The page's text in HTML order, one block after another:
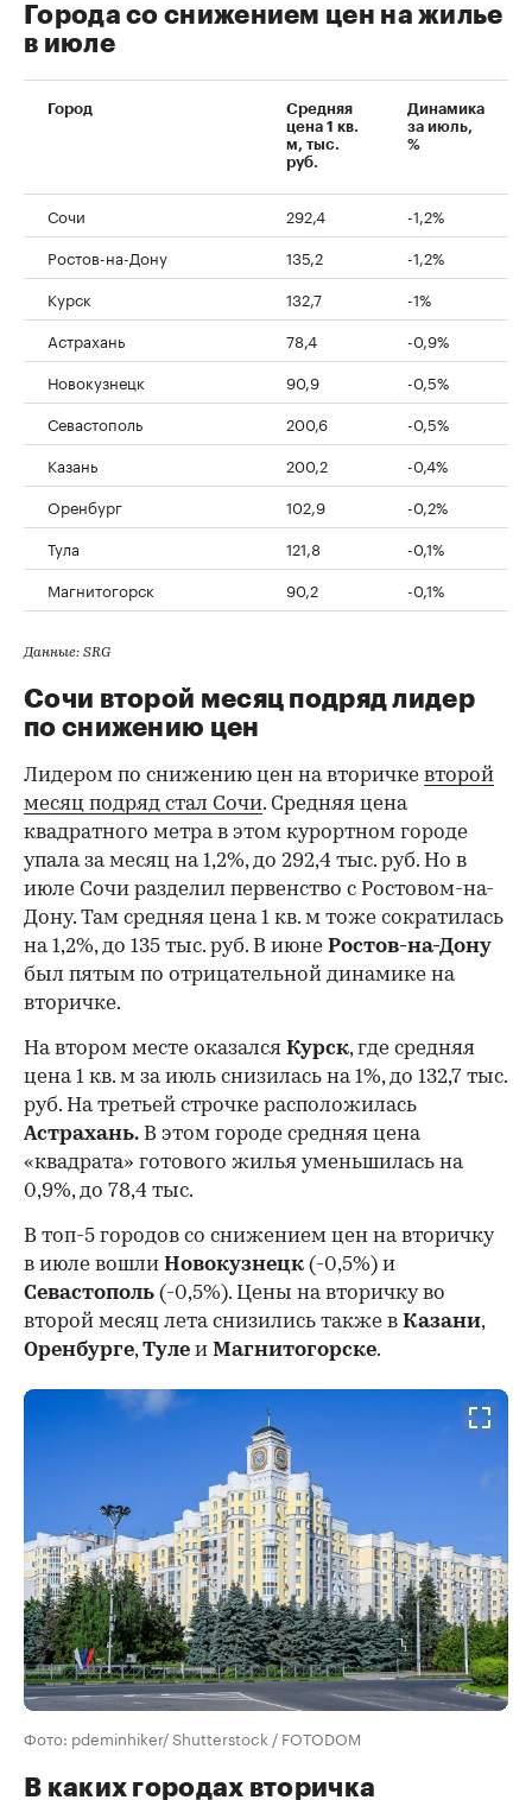
Города со снижением цен на жилье
в июле
Город
Средняя
цена 1 кв.
м, тыс.
руб.
Динамика
за июль,
%
Сочи 292,4
-1,2%
Ростов-на-Дону
135,2
-1,2%
Курск
132,7
-1%
Астрахань
78,4
-0,9%
Новокузнецк
90,9
-0,5%
Севастополь
200,6
-0,5%
Казань
200,2
-0,4%
Оренбург
102,9
-0,2%
Тула
121,8
-0,1%
Магнитогорск
90,2 -0,1%
Данные: SRG
Сочи второй месяц подряд лидер
по снижению цен
Лидером по снижению цен на вторичке второй
месяц подряд стал Сочи. Средняя цена
квадратного метра в этом курортном городе
упала за месяц на 1,2%, до 292,4 тыс. руб. Но в
июле Сочи разделил первенство с Ростовом-на-
Дону. Там средняя цена 1 кв. м тоже сократилась
на 1,2%, до 135 тыс. руб. В июне Ростов-на-Дону
был пятым по отрицательной динамике на
вторичке.
На втором месте оказался Курск, где средняя
цена 1 кв. м за июль снизилась на 1%, до 132,7 тыс.
руб. На третьей строчке расположилась
Астрахань. В этом городе средняя цена
«квадрата» готового жилья уменьшилась на
0,9%, до 78,4 тыс.
В топ-5 городов со снижением цен на вторичку
в июле вошли Новокузнецк (-0,5%) и
Севастополь (-0,5%). Цены на вторичку во
второй месяц лета снизились также в Казани,
Оренбурге,Туле и Магнитогорске.
Фото: pdeminhiker/ Shutterstock / FOTODOM
В каких городах вторичка